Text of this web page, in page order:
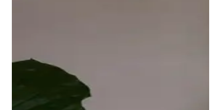
Le vasche da incasso in acrilico Balcoon riprendono
abilmente il gioco di due livelli e presentano due
caratteristiche estetiche di grande impatto: il bordo